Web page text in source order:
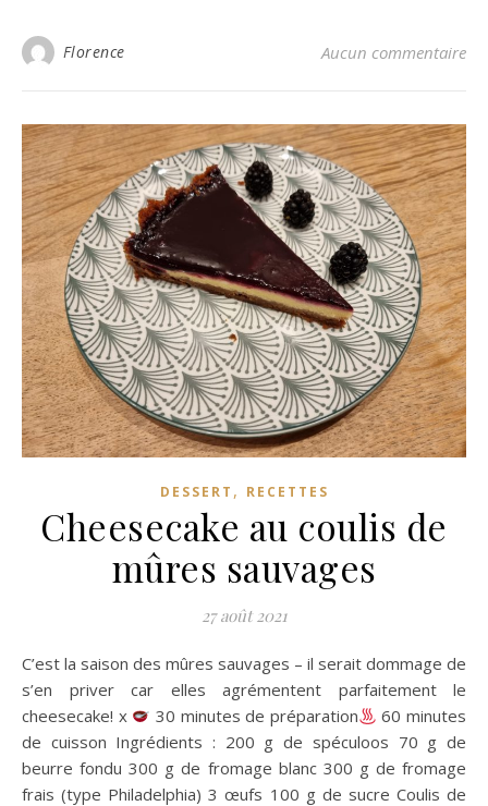
Florence Aucun commentaire
DESSERT , RECETTES
Cheesecake au coulis de
mûres sauvages
27 août 2021
C’est la saison des mûres sauvages – il serait dommage de
s’en priver car elles agrémentent parfaitement le
cheesecake! x
30 minutes de préparation
60 minutes
de cuisson Ingrédients : 200 g de spéculoos 70 g de
beurre fondu 300 g de fromage blanc 300 g de fromage
frais (type Philadelphia) 3 œufs 100 g de sucre Coulis de